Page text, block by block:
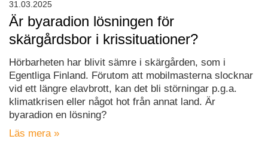
Är byaradion lösningen för
skärgårdsbor i krissituationer?
Hörbarheten har blivit sämre i skärgården, som i
Egentliga Finland. Förutom att mobilmasterna slocknar
vid ett längre elavbrott, kan det bli störningar p.g.a.
klimatkrisen eller något hot från annat land. Är
byaradion en lösning?
Läs mera »
31.03.2025